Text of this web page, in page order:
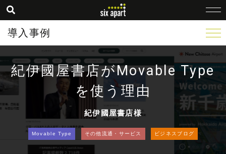
導入事例
紀伊國屋書店がMovable Type
を使う理由
紀伊國屋書店様
Movable Type その他流通・サービス ビジネスブログ